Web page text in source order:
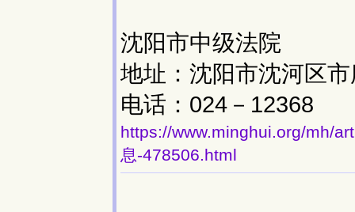
沈阳市中级法院
地址：沈阳市沈河区
电话：024－12368
https://www.minghui.org/mh/
息-478506.html